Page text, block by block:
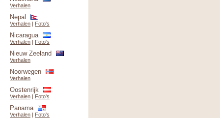
Verhalen
Nepal
Verhalen | Foto's
Nicaragua
Verhalen | Foto's
Nieuw Zeeland
Verhalen
Noorwegen
Verhalen
Oostenrijk
Verhalen | Foto's
Panama
Verhalen | Foto's